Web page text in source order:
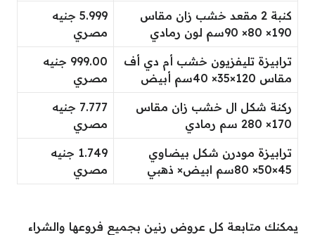
كنبة 2 مقعد خشب زان مقاس
190× 80× 90سم لون رمادي
5.999 جنيه
مصري
ترابيزة تليفزيون خشب أم دي أف
مقاس 120×35× 40سم أبيض
999.00 جنيه
مصري
ركنة شكل ال خشب زان مقاس
170× 280 سم رمادي
7.777 جنيه
مصري
ترابيزة مودرن شكل بيضاوي
45×50× 80سم ابيض× ذهبي
1.749 جنيه
مصري
يمكنك متابعة كل عروض رنين بجميع فروعها والشراء